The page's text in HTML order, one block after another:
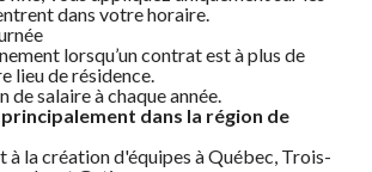
dans votre horaire.
lorsqu’un contrat est à plus de
lieu de résidence.
de salaire à chaque année.
principalement dans la région de
à la création d'équipes à Québec, Trois-